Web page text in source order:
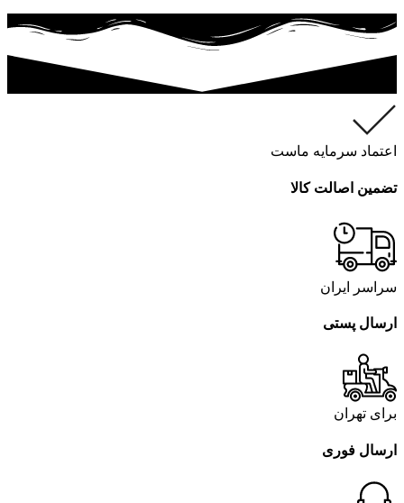
اعتماد سرمایه ماست
تضمین اصالت کالا
سراسر ایران
ارسال پستی
برای تهران
ارسال فوری